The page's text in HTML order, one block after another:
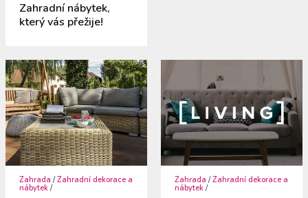
Zahradní nábytek,
který vás přežije!
Zahrada /Zahradní dekorace a
nábytek /
Zahrada /Zahradní dekorace a
nábytek /